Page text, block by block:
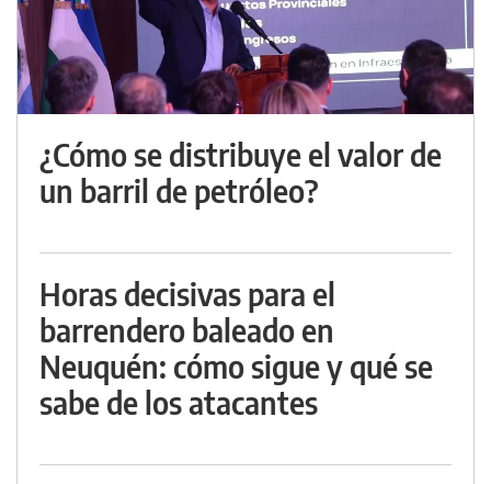
¿Cómo se distribuye el valor de
un barril de petróleo?
Horas decisivas para el
barrendero baleado en
Neuquén: cómo sigue y qué se
sabe de los atacantes